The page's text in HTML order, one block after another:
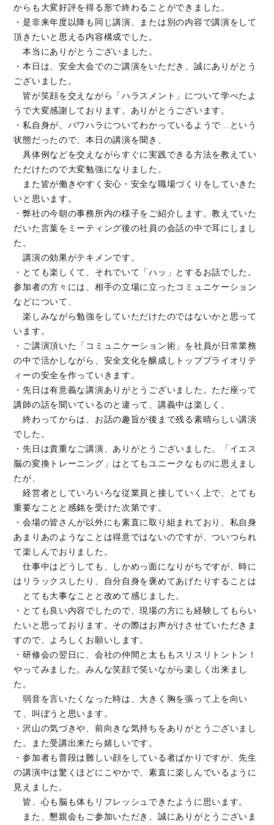
からも大変好評を得る形で終わることができました。
・是非来年度以降も同じ講演、または別の内容で講演をして
頂きたいと思える内容構成でした。
本当にありがとうございました。
・本日は、安全大会でのご講演をいただき、誠にありがとう
ございました。
皆が笑顔を交えながら「ハラスメント」について学べたよ
うで大変感謝しております。ありがとうございます。
・私自身が、パワハラについてわかっているようで…という
状態だったので、本日の講演を聞き、
具体例などを交えながらすぐに実践できる方法を教えてい
ただけたので大変勉強になりました。
また皆が働きやすく安心・安全な職場づくりをしていきた
いと思います。
・弊社の今朝の事務所内の様子をご紹介します。教えていた
だいた言葉をミーティング後の社員の会話の中で耳にしまし
た。
講演の効果がテキメンです。
・とても楽しくて、それでいて「ハッ」とするお話でした。
参加者の方々には、相手の立場に立ったコミュニケーション
などについて、
楽しみながら勉強をしていただけたのではないかと思って
います。
・ご講演頂いた「コミュニケーション術」を社員が日常業務
の中で活かしながら、安全文化を醸成しトッププライオリテ
ィーの安全を作っていきます。
・先日は有意義な講演ありがとうございました。ただ座って
講師の話を聞いているのと違って、講義中は楽しく、
終わってからは、お話の趣旨が後まで残る素晴らしい講演
でした。
・先日は貴重なご講演、ありがとうございました。「イエス
脳の変換トレーニング」はとてもユニークなものに思えまし
たが、
経営者としていろいろな従業員と接していく上で、とても
重要なことと感銘を受けた次第です。
・会場の皆さんが以外にも素直に取り組まれており、私自身
あまりあのようなことは得意ではないのですが、ついつられ
て楽しんでおりました。
仕事中はどうしても、しかめっ面になりがちですが、時に
はリラックスしたり、自分自身を褒めてあげたりすることは
とても大事なことと改めて感じました。
・とても良い内容でしたので、現場の方にも経験してもらい
たいと思っております。その際はお声がけさせていただきま
すので、よろしくお願いします。
・研修会の翌日に、会社の仲間と太ももスリスリトントン！
やってみました。みんな笑顔で笑いながら楽しく出来まし
た。
弱音を言いたくなった時は、大きく胸を張って上を向い
て、叫ぼうと思います。
・沢山の気づきや、前向きな気持ちをありがとうございまし
た。また受講出来たら嬉しいです。
・参加者も普段は難しい顔をしている者ばかりですが、先生
の講演中は驚くほどにこやかで、素直に楽しんでいるように
見えました。
皆、心も脳も体もリフレッシュできたように思います。
また、懇親会もご参加いただき、誠にありがとうございま